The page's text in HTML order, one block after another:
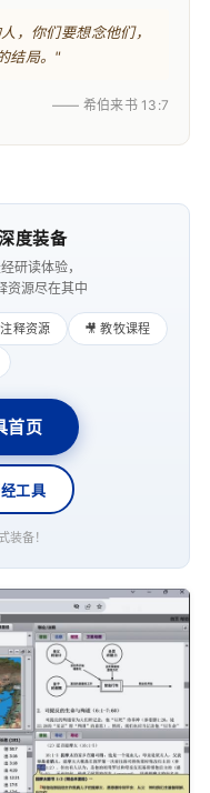
，你们要想念他们，
结局。"
—— 希伯来书 13:7
度装备
研读体验，
资源尽在其中
释资源 🎥 教牧课程
首页
工具
装备！